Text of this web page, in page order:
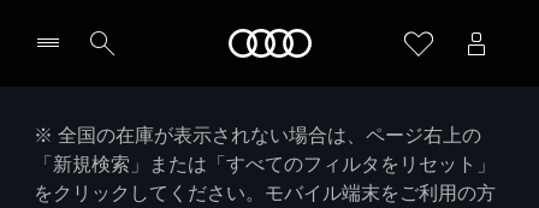
※ 全国の在庫が表示されない場合は、ページ右上の
「新規検索」または「すべてのフィルタをリセット」
をクリックしてください。モバイル端末をご利用の方